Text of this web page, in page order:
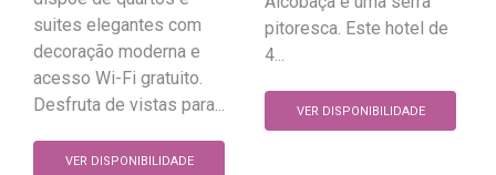
suites elegantes com
decoração moderna e
acesso Wi-Fi gratuito.
Desfruta de vistas para...
VER DISPONIBILIDADE
pitoresca. Este hotel de
4...
VER DISPONIBILIDADE